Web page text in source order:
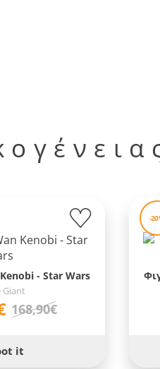
- Star Wars
Giant
168,90€
it
-